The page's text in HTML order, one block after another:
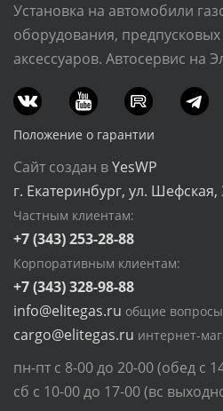
Установка на автомобили
оборудования,
аксессуаров. Автосервис на
Положение о гарантии
Сайт создан вYesWP
г. Екатеринбург, ул. Шефская,
Частным клиентам:
+7 (343) 253-28-88
Корпоративным клиентам:
+7 (343) 328-98-88
info@elitegas.ru общие вопросы
cargo@elitegas.ru интернет-
пн-пт с 8-00 до 20-00 (обед с
сб с 10-00 до 17-00 (вс